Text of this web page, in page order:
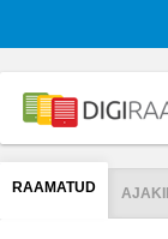
RAAMATUD